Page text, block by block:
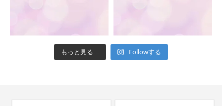
もっと見る... Followする